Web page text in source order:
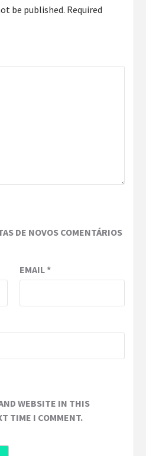
be published. Required
DE NOVOS COMENTÁRIOS
EMAIL*
WEBSITE IN THIS
TIME I COMMENT.